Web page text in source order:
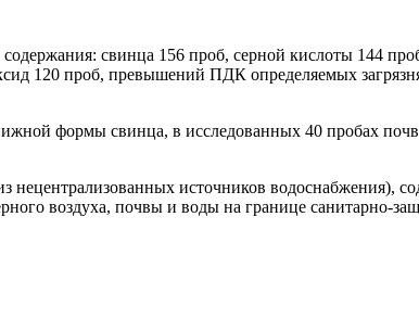
свинца 156 проб, серной кислоты 144
120 проб, превышений ПДК определяемых
формы свинца, в исследованных 40 пробах
источников водоснабжения),
воздуха, почвы и воды на границе